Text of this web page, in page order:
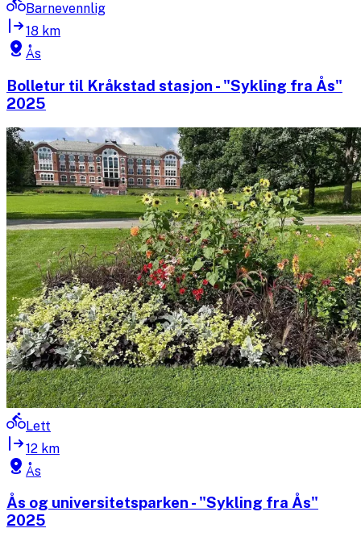
Barnevennlig
18 km
Ås
Bolletur til Kråkstad stasjon - "Sykling fra Ås"
2025
Lett
12 km
Ås
Ås og universitetsparken - "Sykling fra Ås"
2025